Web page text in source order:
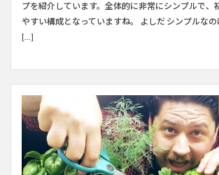
プを紹介しています。全体的に非常にシンプルで、
やすい構成となっていますね。 よしだ シンプルな
[…]